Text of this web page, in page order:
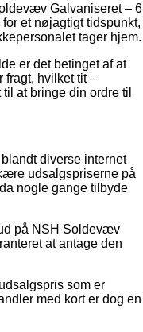
Galvaniseret – 6
et nøjagtigt tidspunkt,
tager hjem.
er det betinget af at
fragt, hvilket tit –
at bringe din ordre til
diverse internet
udsalgspriserne på
nogle gange tilbyde
på NSH Soldevæv
at antage den
som er
med kort er dog en